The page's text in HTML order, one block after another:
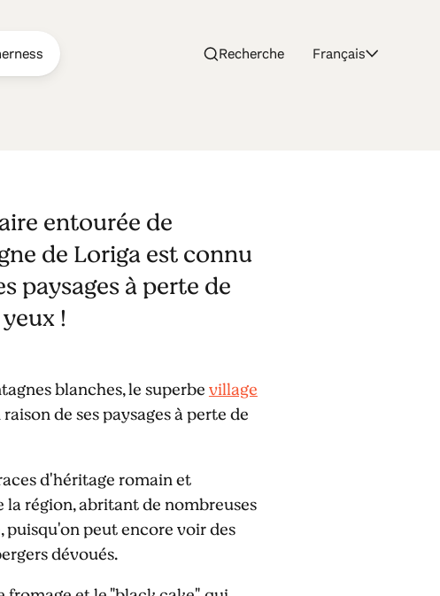
Recherche Français
entourée de
de Loriga est connu
paysages à perte de
!
blanches, le superbevillage
de ses paysages à perte de
d'héritage romain et
région, abritant de nombreuses
peut encore voir des
dévoués.